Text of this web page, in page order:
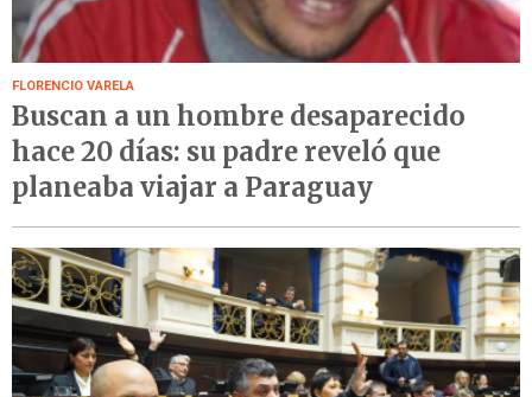
FLORENCIO VARELA
Buscan a un hombre desaparecido
hace 20 días: su padre reveló que
planeaba viajar a Paraguay